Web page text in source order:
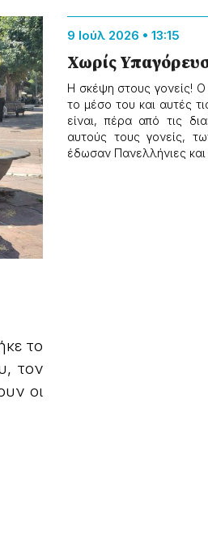
το
τον
οι
9 Ιούλ 2026 • 13:15
Χωρίς
Η σκέψη στους γονείς! Ο
το μέσο του και αυτές
είναι, πέρα από τις
αυτούς τους γονείς,
έδωσαν Πανελλήνιες και